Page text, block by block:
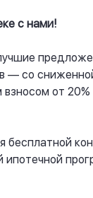
с нами!
— со
взносом от
бесплатной
ипотечной